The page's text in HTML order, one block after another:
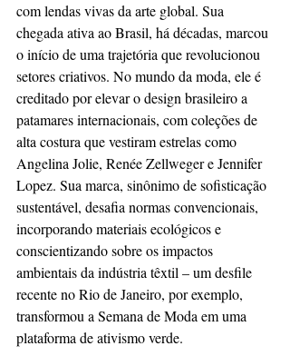
com lendas vivas da arte global. Sua
chegada ativa ao Brasil, há décadas, marcou
o início de uma trajetória que revolucionou
setores criativos. No mundo da moda, ele é
creditado por elevar o design brasileiro a
patamares internacionais, com coleções de
alta costura que vestiram estrelas como
Angelina Jolie, Renée Zellweger e Jennifer
Lopez. Sua marca, sinônimo de sofisticação
sustentável, desafia normas convencionais,
incorporando materiais ecológicos e
conscientizando sobre os impactos
ambientais da indústria têxtil – um desfile
recente no Rio de Janeiro, por exemplo,
transformou a Semana de Moda em uma
plataforma de ativismo verde.